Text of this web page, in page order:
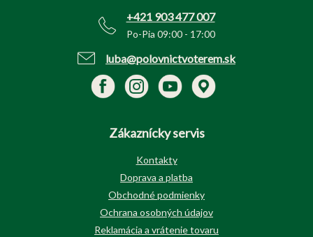
+421 903 477 007
Po-Pia 09:00 - 17:00
luba@polovnictvoterem.sk
Zákaznícky servis
Kontakty
Doprava a platba
Obchodné podmienky
Ochrana osobných údajov
Reklamácia a vrátenie tovaru